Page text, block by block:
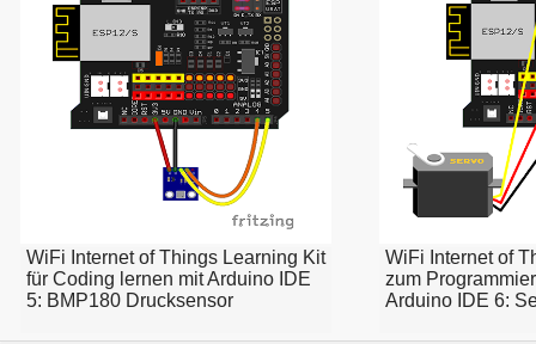
WiFi Internet of Things Learning Kit
für Coding lernen mit Arduino IDE
5: BMP180 Drucksensor
WiFi Internet of
zum
Arduino IDE 6: